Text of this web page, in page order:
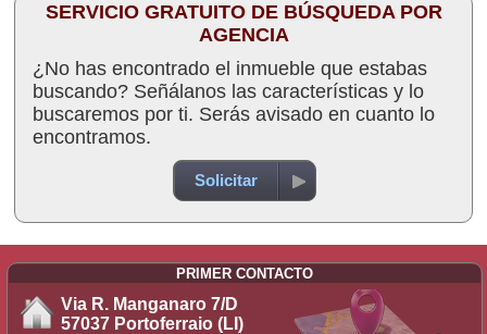
SERVICIO GRATUITO DE BÚSQUEDA POR
AGENCIA
¿No has encontrado el inmueble que estabas
buscando? Señálanos las características y lo
buscaremos por ti. Serás avisado en cuanto lo
encontramos.
Solicitar
PRIMER CONTACTO
Via R. Manganaro 7/D
57037 Portoferraio (LI)